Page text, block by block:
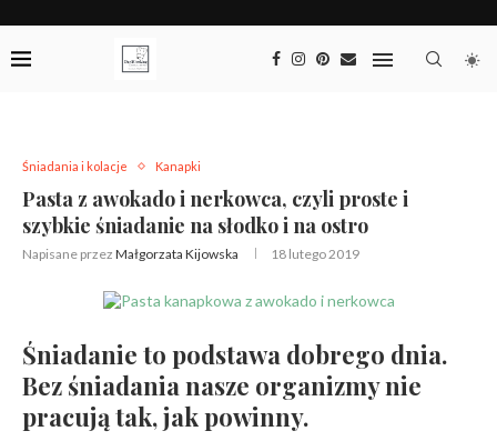
Śniadania i kolacje Kanapki
Pasta z awokado i nerkowca, czyli proste i
szybkie śniadanie na słodko i na ostro
Napisane przez Małgorzata Kijowska 18 lutego 2019
Śniadanie to podstawa dobrego dnia.
Bez śniadania nasze organizmy nie
pracują tak, jak powinny.